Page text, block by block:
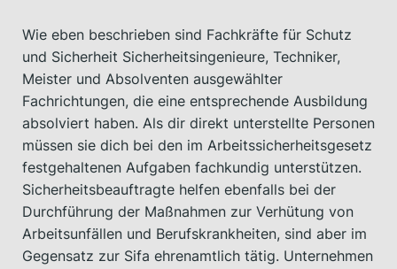
Wie eben beschrieben sind Fachkräfte für Schutz
und Sicherheit Sicherheitsingenieure, Techniker,
Meister und Absolventen ausgewählter
Fachrichtungen, die eine entsprechende Ausbildung
absolviert haben. Als dir direkt unterstellte Personen
müssen sie dich bei den im Arbeitssicherheitsgesetz
festgehaltenen Aufgaben fachkundig unterstützen.
Sicherheitsbeauftragte helfen ebenfalls bei der
Durchführung der Maßnahmen zur Verhütung von
Arbeitsunfällen und Berufskrankheiten, sind aber im
Gegensatz zur Sifa ehrenamtlich tätig. Unternehmen